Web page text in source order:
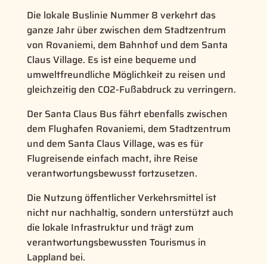
Die lokale Buslinie Nummer 8 verkehrt das
ganze Jahr über zwischen dem Stadtzentrum
von Rovaniemi, dem Bahnhof und dem Santa
Claus Village. Es ist eine bequeme und
umweltfreundliche Möglichkeit zu reisen und
gleichzeitig den CO2-Fußabdruck zu verringern.
Der Santa Claus Bus fährt ebenfalls zwischen
dem Flughafen Rovaniemi, dem Stadtzentrum
und dem Santa Claus Village, was es für
Flugreisende einfach macht, ihre Reise
verantwortungsbewusst fortzusetzen.
Die Nutzung öffentlicher Verkehrsmittel ist
nicht nur nachhaltig, sondern unterstützt auch
die lokale Infrastruktur und trägt zum
verantwortungsbewussten Tourismus in
Lappland bei.